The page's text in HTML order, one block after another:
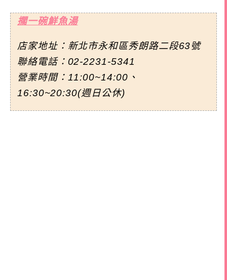
擱一碗鮮魚湯
店家地址：新北市永和區秀朗路二段63號
聯絡電話：02-2231-5341
營業時間：11:00~14:00、
16:30~20:30(週日公休)